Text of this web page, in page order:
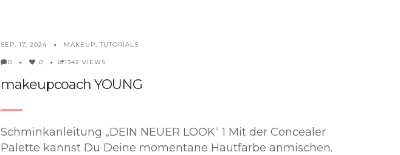
SEP. 17, 2024 MAKEUP ,TUTORIALS
0 0 1342 VIEWS
makeupcoach YOUNG
Schminkanleitung „DEIN NEUER LOOK“ 1 Mit der Concealer
Palette kannst Du Deine momentane Hautfarbe anmischen.